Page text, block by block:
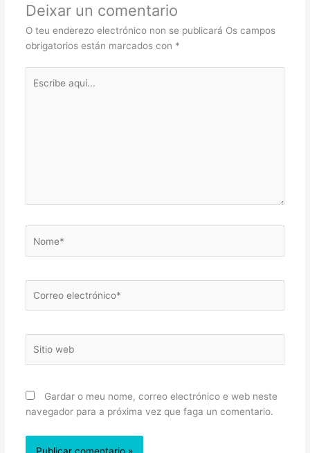
Deixar un comentario
O teu enderezo electrónico non se publicará Os campos
obrigatorios están marcados con *
aquí...
electrónico*
web
Gardar o meu nome, correo electrónico e web neste
navegador para a próxima vez que faga un comentario.